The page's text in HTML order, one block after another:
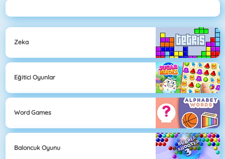
Zeka
Eğitici Oyunlar
Word Games
Baloncuk Oyunu